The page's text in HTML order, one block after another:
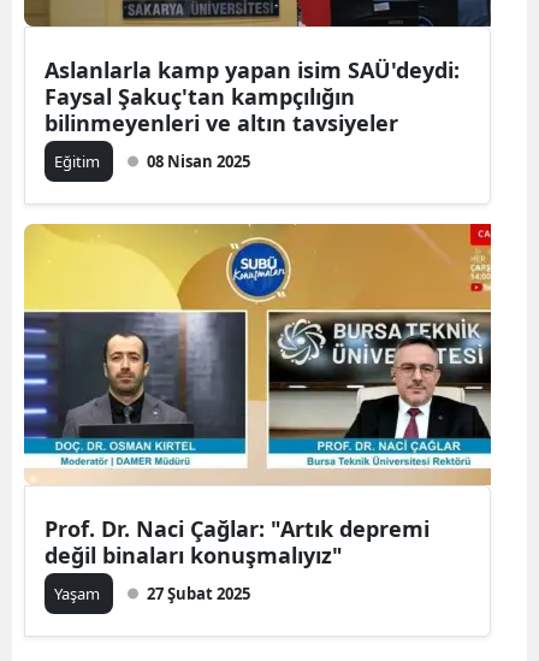
Aslanlarla kamp yapan isim SAÜ'deydi:
Faysal Şakuç'tan kampçılığın
bilinmeyenleri ve altın tavsiyeler
Eğitim 08 Nisan 2025
Prof. Dr. Naci Çağlar: "Artık depremi
değil binaları konuşmalıyız"
Yaşam 27 Şubat 2025